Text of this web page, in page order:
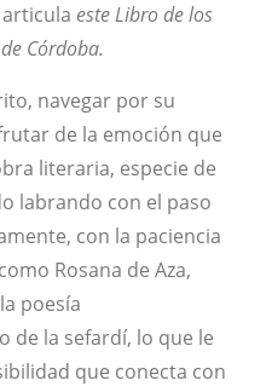
este Libro de los
Córdoba.
navegar por su
de la emoción que
literaria, especie de
labrando con el paso
con la paciencia
Rosana de Aza,
poesía
de la sefardí, lo que le
que conecta con